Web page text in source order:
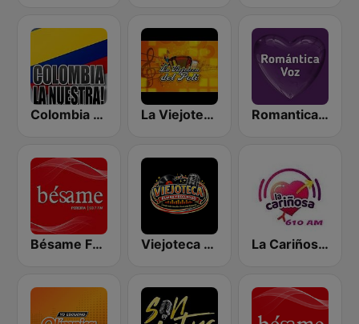
Colombia La Nuestra La Viejoteca del Poli Romantica Voz
Bésame FM Pereira Viejoteca Rumba y Recuerdo. La Cariñosa Bogotá 610 AM